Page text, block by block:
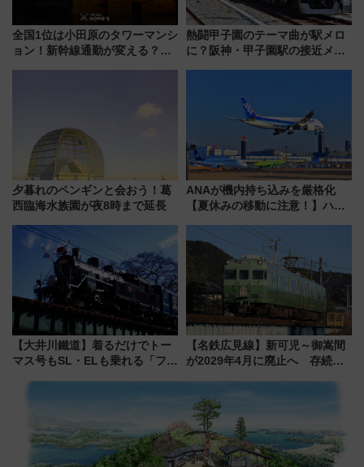
全国1位は小田原のタワーマンシ
ョン！新幹線通勤が変える？
熱闘甲子園のテーマ曲が駅メロ
に？阪神・甲子園駅の接近メロ
5日始発から
夕暮れのペンギンと会おう！葛
西臨海水族園が夜8時まで延長
ANAが機内持ち込みを厳格化
【夏休みの移動に注意！】ハン
「身の回り品」新サイズ制限
(40×30×20cm)おさらい
【大井川鐵道】着るだけでトー
マス号もSL・ELも乗れる「フリ
【名鉄広見線】新可児～御嵩間
が2029年4月に廃止へ 存続協